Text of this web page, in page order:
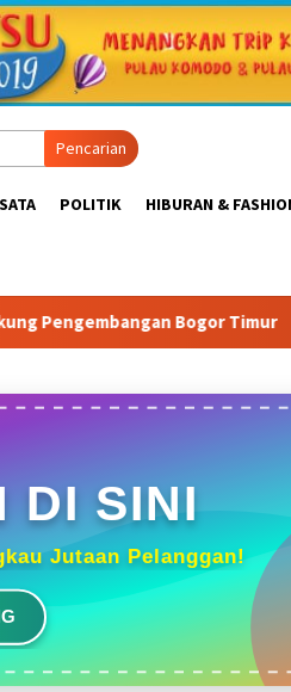
Pencarian
POLITIK HIBURAN &
Tabrak Aturan &
DI SINI
Jutaan Pelanggan!